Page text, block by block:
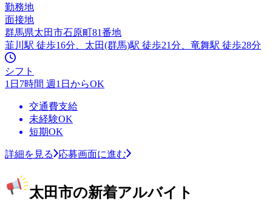
勤務地
面接地
群馬県太田市石原町81番地
韮川駅 徒歩16分、太田(群馬)駅 徒歩21分、竜舞駅 徒歩28分
シフト
1日7時間 週1日からOK
交通費支給
未経験OK
短期OK
詳細を見る 応募画面に進む
太田市の新着アルバイト